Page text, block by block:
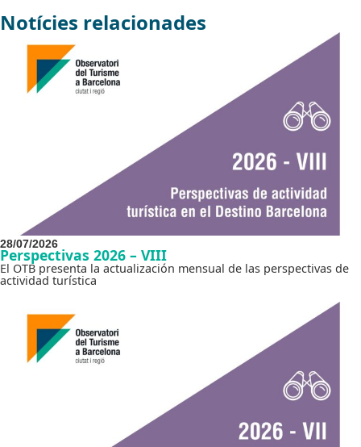
Notícies relacionades
28/07/2026
Perspectivas 2026 – VIII
El OTB presenta la actualización mensual de las perspectivas de
actividad turística